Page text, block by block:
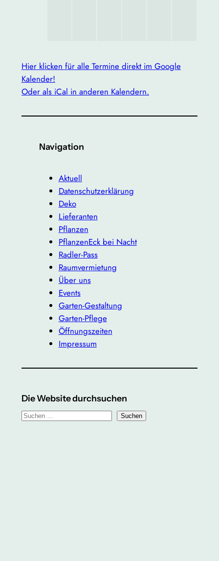
Hier klicken für alle Termine direkt im Google
Kalender!
Oder als iCal in anderen Kalendern.
Navigation
Aktuell
Datenschutzerklärung
Deko
Lieferanten
Pflanzen
PflanzenEck bei Nacht
Radler-Pass
Raumvermietung
Über uns
Events
Garten-Gestaltung
Garten-Pflege
Öffnungszeiten
Impressum
Die Website durchsuchen
S
Suchen